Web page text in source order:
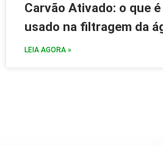
Carvão Ativado: o que
usado na filtragem da
LEIA AGORA »